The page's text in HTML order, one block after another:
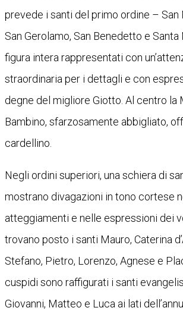
prevede i santi del primo ordine – San
San Gerolamo, San Benedetto e
figura intera rappresentati con
straordinaria per i dettagli e con
degne del migliore Giotto. Al centro la
Bambino, sfarzosamente abbigliato,
cardellino.
Negli ordini superiori, una schiera di
mostrano divagazioni in tono cortese
atteggiamenti e nelle espressioni dei
trovano posto i santi Mauro, Caterina
Stefano, Pietro, Lorenzo, Agnese e
cuspidi sono raffigurati i santi
Giovanni, Matteo e Luca ai lati